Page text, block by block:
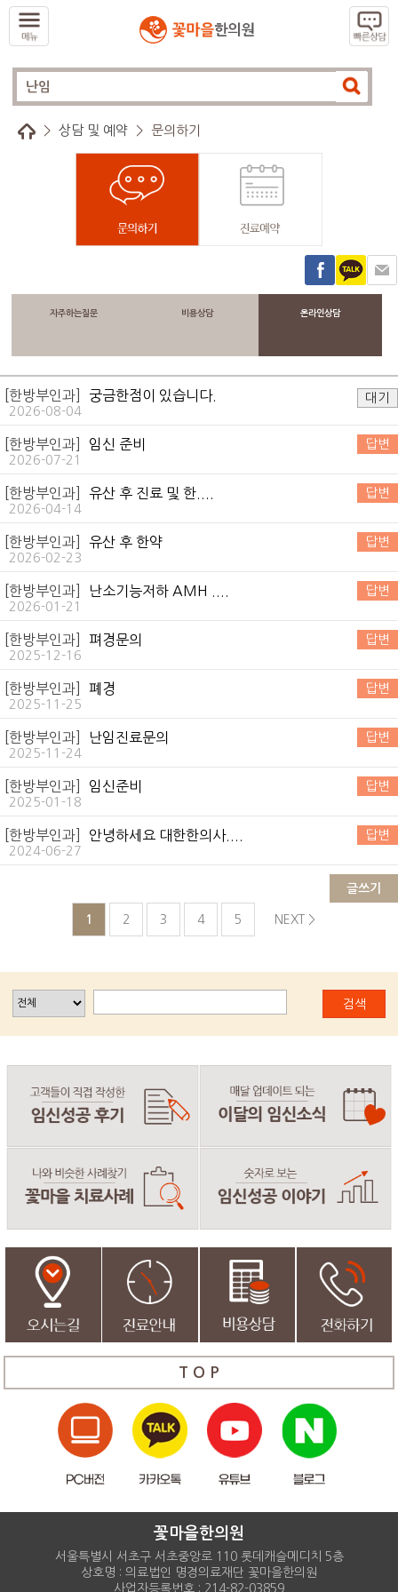
> 상담 및 예약 > 문의하기
자주하는질문 비용상담 온라인상담
[한방부인과] 궁금한점이 있습니다.
대기
2026-08-04
[한방부인과] 임신 준비
답변
2026-07-21
[한방부인과] 유산 후 진료 및 한....
답변
2026-04-14
[한방부인과] 유산 후 한약
답변
2026-02-23
[한방부인과] 난소기능저하 AMH ....
답변
2026-01-21
[한방부인과] 펴경문의
답변
2025-12-16
[한방부인과] 폐경
답변
2025-11-25
[한방부인과] 난임진료문의
답변
2025-11-24
[한방부인과] 임신준비
답변
2025-01-18
[한방부인과] 안녕하세요 대한한의사....
답변
2024-06-27
글쓰기
1 2 3 4 5 NEXT >
검색
T O P
꽃마을한의원
서울특별시 서초구 서초중앙로 110 롯데캐슬메디치 5층
상호명 : 의료법인 명경의료재단 꽃마을한의원
사업자등록번호 : 214-82-03859